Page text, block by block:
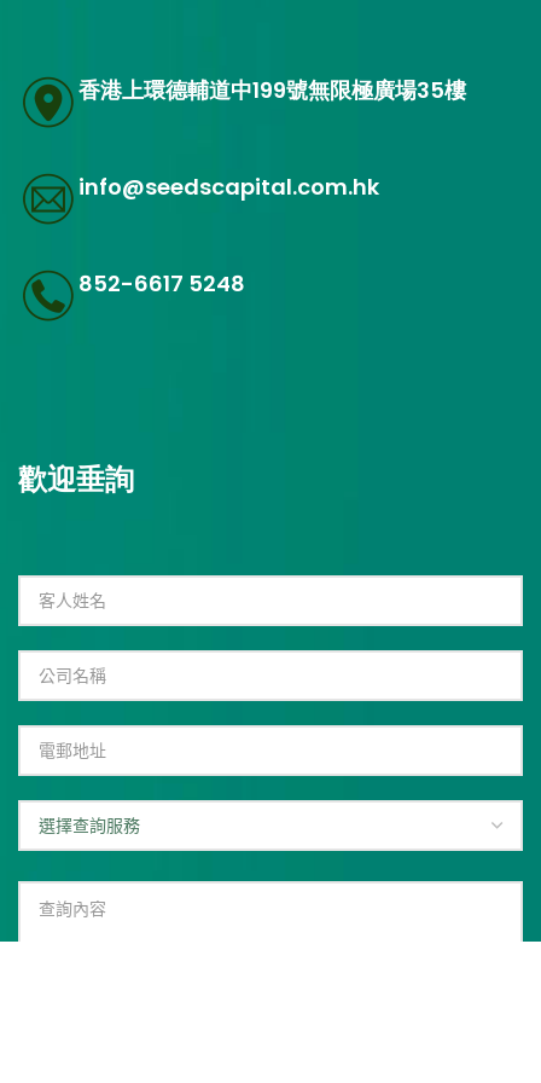
香港上環德輔道中199號無限極廣場35樓
info@seedscapital.com.hk
852-6617 5248
歡迎垂詢